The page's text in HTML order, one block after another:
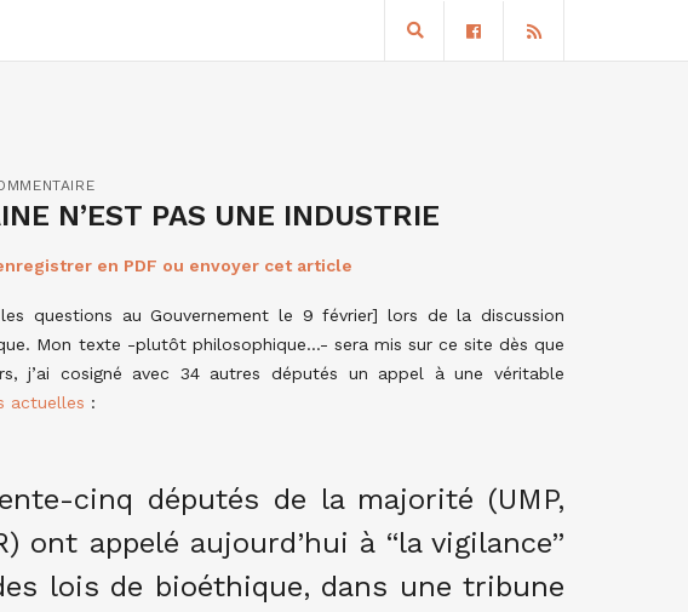
N’EST PAS UNE INDUSTRIE
en PDF ou envoyer cet article
questions au Gouvernement le 9 février] lors de la discussion
Mon texte -plutôt philosophique…- sera mis sur ce site dès que
j’ai cosigné avec 34 autres députés un appel à une véritable
actuelles :
cinq députés de la majorité (UMP,
ont appelé aujourd’hui à “la vigilance”
lois de bioéthique, dans une tribune